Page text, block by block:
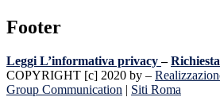
Footer
Leggi L’informativa privacy –
COPYRIGHT [c] 2020 by –
Group Communication | Siti Roma